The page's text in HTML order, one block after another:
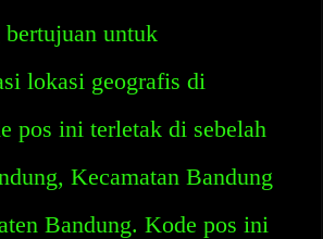
untuk
lokasi geografis di
pos ini terletak di sebelah
Kecamatan Bandung
Bandung. Kode pos ini